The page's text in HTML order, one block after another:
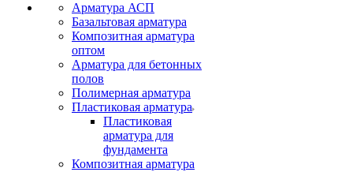
Арматура АСП
Базальтовая арматура
Композитная арматура
оптом
Арматура для бетонных
полов
Полимерная арматура
Пластиковая арматура
Пластиковая
арматура для
фундамента
Композитная арматура